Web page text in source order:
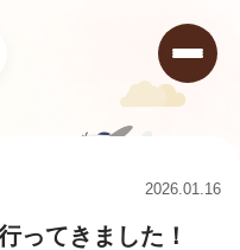
Bay Schoolに行ってきました！
2026.01.16
ってきました！